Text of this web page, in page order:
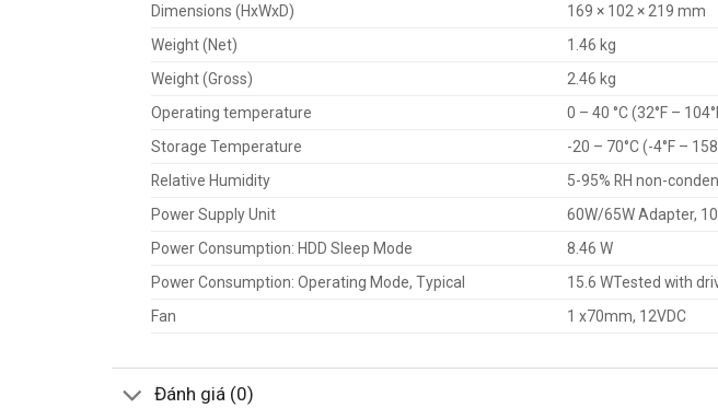
Dimensions (HxWxD)
169 × 102 × 219 mm
Weight (Net)
1.46 kg
Weight (Gross)
2.46 kg
Operating temperature
0 – 40 °C (32°F –
Storage Temperature
-20 – 70°C (-4°F –
Relative Humidity
5-95% RH non-
Power Supply Unit
60W/65W Adapter,
Power Consumption: HDD Sleep Mode
8.46 W
Power Consumption: Operating Mode, Typical
15.6 WTested with
Fan
1 x70mm, 12VDC
Đánh giá (0)